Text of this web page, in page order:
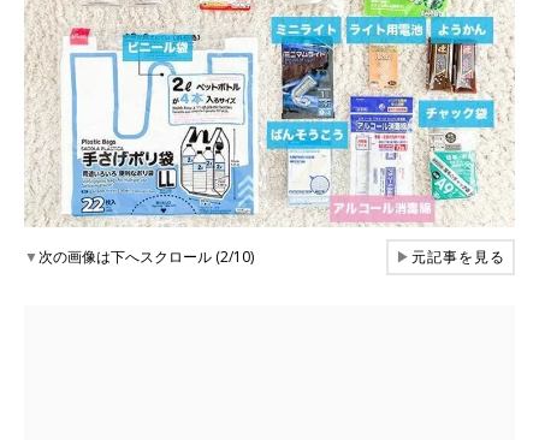
▼次の画像は下へスクロール (2/10) ▶元記事を見る